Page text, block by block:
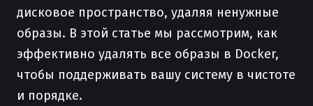
дисковое пространство, удаляя ненужные
образы. В этой статье мы рассмотрим, как
эффективно удалять все образы в Docker,
чтобы поддерживать вашу систему в чистоте
и порядке.